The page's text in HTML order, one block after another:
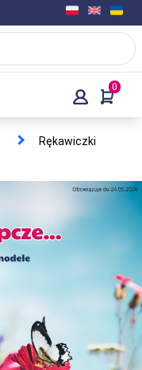
0
Rękawiczki